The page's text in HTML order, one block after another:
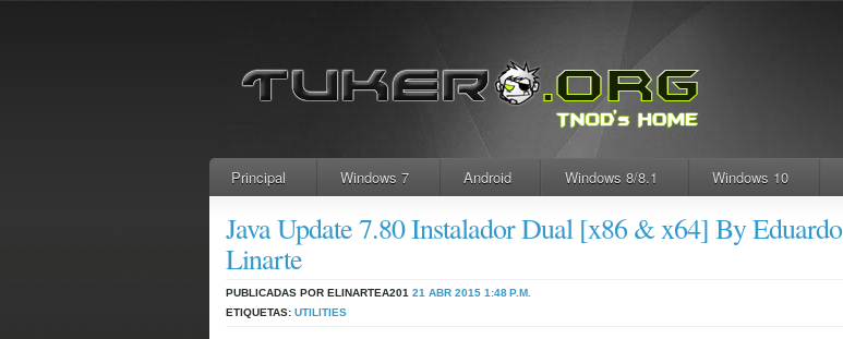
Principal Windows 7 Android Windows 8/8.1 Windows 10
Java Update 7.80 Instalador Dual [x86 & x64] By Eduardo
Linarte
PUBLICADAS POR ELINARTEA201 21 ABR 2015 1:48 P.M.
ETIQUETAS: UTILITIES